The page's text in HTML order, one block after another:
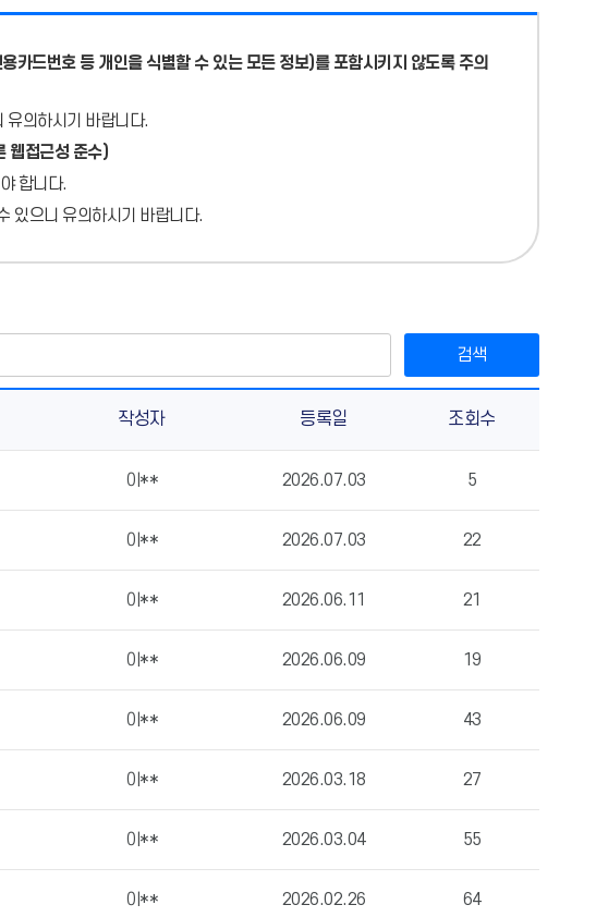
카드번호 등 개인을 식별할 수 있는 모든 정보)를 포함시키지 않도록 주의
유의하시기 바랍니다.
웹접근성 준수)
합니다.
있으니 유의하시기 바랍니다.
검색
작성자 등록일 조회수
이** 2026.07.03 5
이** 2026.07.03 22
이** 2026.06.11 21
이** 2026.06.09 19
이** 2026.06.09 43
이** 2026.03.18 27
이** 2026.03.04 55
이** 2026.02.26 64